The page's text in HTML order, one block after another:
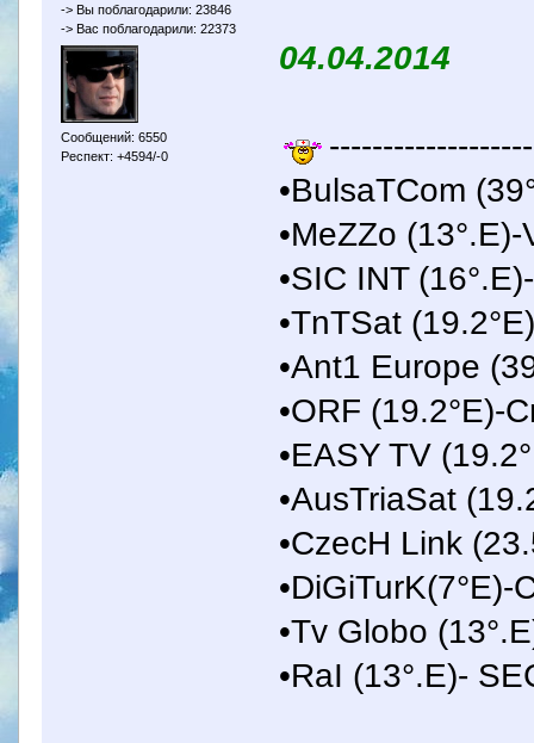
-> Вы поблагодарили: 23846
-> Вас поблагодарили: 22373
Сообщений: 6550
Респект: +4594/-0
04.04.2014
•BulsaTCom
•MeZZo
•SIC INT
•TnTSat
•Ant1 Europe
•ORF (19.2°E)-
•EASY TV
•AusTriaSat
•CzecH Link
•DiGiTurK(7°E)-
•Tv Globo
•RaI (13°.E)-